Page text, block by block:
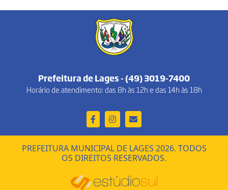
Prefeitura de Lages - (49) 3019-7400
Horário de atendimento: das 8h às 12h e das 14h às 18h
PREFEITURA MUNICIPAL DE LAGES 2026. TODOS
OS DIREITOS RESERVADOS.